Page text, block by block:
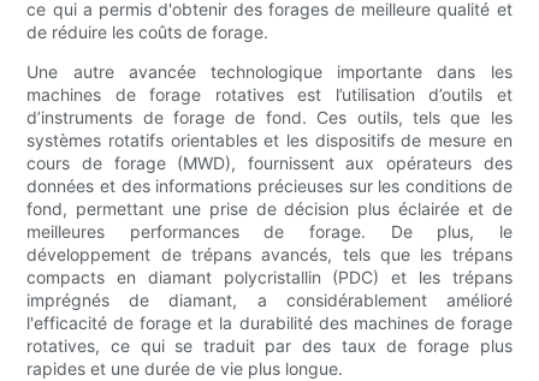
ce qui a permis d'obtenir des forages de meilleure qualité et
de réduire les coûts de forage.
Une autre avancée technologique importante dans les
machines de forage rotatives est l’utilisation d’outils et
d’instruments de forage de fond. Ces outils, tels que les
systèmes rotatifs orientables et les dispositifs de mesure en
cours de forage (MWD), fournissent aux opérateurs des
données et des informations précieuses sur les conditions de
fond, permettant une prise de décision plus éclairée et de
meilleures performances de forage. De plus, le
développement de trépans avancés, tels que les trépans
compacts en diamant polycristallin (PDC) et les trépans
imprégnés de diamant, a considérablement amélioré
l'efficacité de forage et la durabilité des machines de forage
rotatives, ce qui se traduit par des taux de forage plus
rapides et une durée de vie plus longue.